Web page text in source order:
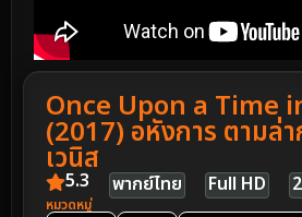
Once Upon a Time
(2017) อหังการ ตามล่
เวนิส
5.3 พากย์ไทย Full HD
หมวดหมู่